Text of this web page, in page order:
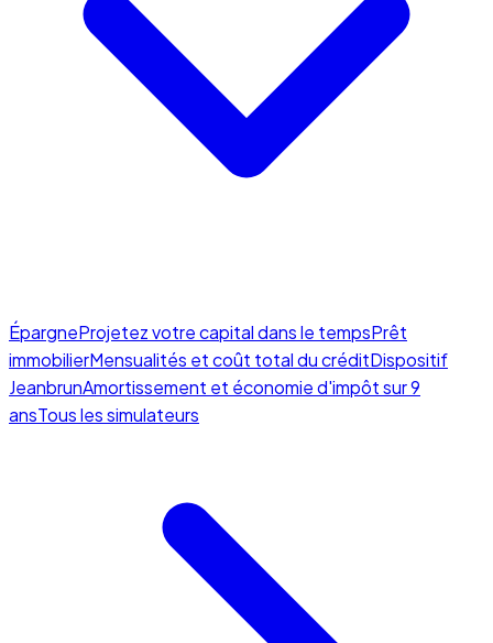
ÉpargneProjetez votre capital dans le tempsPrêt
immobilierMensualités et coût total du créditDispositif
JeanbrunAmortissement et économie d'impôt sur 9
ansTous les simulateurs